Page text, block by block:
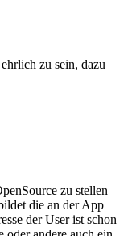
zu sein, dazu
zu stellen
die an der App
der User ist schon